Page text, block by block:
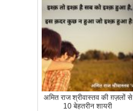
अमित राज श्रीवास्तव की ग़ज़लों से
10 बेहतरीन शायरी